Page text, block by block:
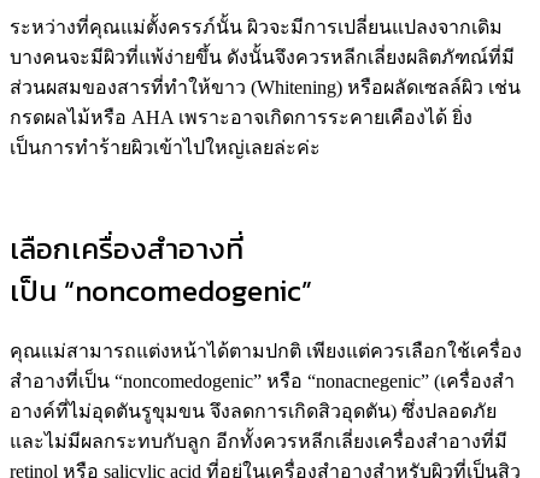
ระหว่างที่คุณแม่ตั้งครรภ์นั้น ผิวจะมีการเปลี่ยนแปลงจากเดิม
บางคนจะมีผิวที่แพ้ง่ายขึ้น ดังนั้นจึงควรหลีกเลี่ยงผลิตภัฑณ์ที่มี
ส่วนผสมของสารที่ทำให้ขาว (Whitening) หรือผลัดเซลล์ผิว เช่น
กรดผลไม้หรือ AHA เพราะอาจเกิดการระคายเคืองได้ ยิ่ง
เป็นการทำร้ายผิวเข้าไปใหญ่เลยล่ะค่ะ
เลือกเครื่องสำอางที่
เป็น “noncomedogenic”
คุณแม่สามารถแต่งหน้าได้ตามปกติ เพียงแต่ควรเลือกใช้เครื่อง
สำอางที่เป็น “noncomedogenic” หรือ “nonacnegenic” (เครื่องสำ
อางค์ที่ไม่อุดตันรูขุมขน จึงลดการเกิดสิวอุดตัน) ซึ่งปลอดภัย
และไม่มีผลกระทบกับลูก อีกทั้งควรหลีกเลี่ยงเครื่องสำอางที่มี
retinol หรือ salicylic acid ที่อยู่ในเครื่องสำอางสำหรับผิวที่เป็นสิว